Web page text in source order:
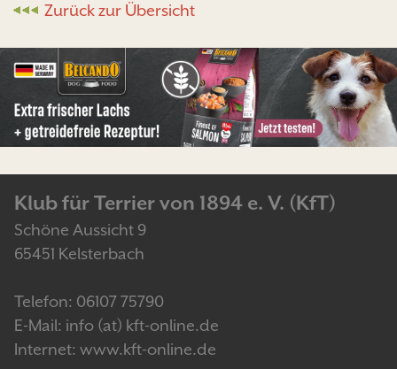
Zurück zur Übersicht
Klub für Terrier von 1894 e. V. (KfT)
Schöne Aussicht 9
65451 Kelsterbach
Telefon: 06107 75790
E-Mail: info (at) kft-online.de
Internet: www.kft-online.de